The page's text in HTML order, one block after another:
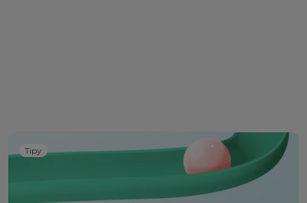
Tipy